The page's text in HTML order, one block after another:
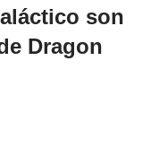
son
Dragon